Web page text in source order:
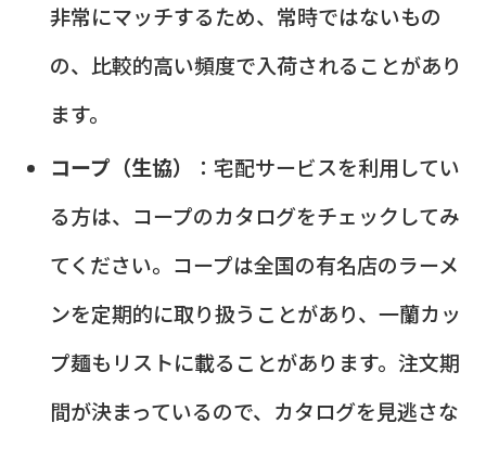
非常にマッチするため、常時ではないもの
の、比較的高い頻度で入荷されることがあり
ます。
コープ（生協）
：宅配サービスを利用してい
る方は、コープのカタログをチェックしてみ
てください。コープは全国の有名店のラーメ
ンを定期的に取り扱うことがあり、一蘭カッ
プ麺もリストに載ることがあります。注文期
間が決まっているので、カタログを見逃さな